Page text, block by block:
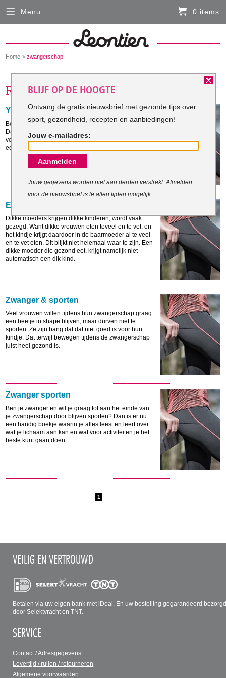
You
here:
Home zwangerschap
Yoga voor zwangere
Ben je zwanger, of heb je net een kindje gekregen?
Dan is yoga goed voor jou. En voor je baby. Yoga
vermindert zwangerschapsdepressies en zorgt voor
een sterkere band tussen moeder en kind.
Eet gezond voor baby
Dikke moeders krijgen dikke kinderen, wordt vaak
gezegd. Want dikke vrouwen eten teveel en te vet, en
het kindje krijgt daardoor in de baarmoeder al te veel
en te vet eten. Dit blijkt niet helemaal waar te zijn. Een
dikke moeder die gezond eet, krijgt namelijk niet
automatisch een dik kind.
Zwanger & sporten
Veel vrouwen willen tijdens hun zwangerschap graag
een beetje in shape blijven, maar durven niet te
sporten. Ze zijn bang dat dat niet goed is voor hun
kindje. Dat terwijl bewegen tijdens de zwangerschap
juist heel gezond is.
Zwanger sporten
Ben je zwanger en wil je graag tot aan het einde van
je zwangerschap door blijven sporten? Dan is er nu
een handig boekje waarin je alles leest en leert over
wat je lichaam aan kan en wat voor activiteiten je het
beste kunt gaan doen.
1
Menu 0 items
VEILIG EN VERTROUWD
Betalen via uw eigen bank met iDeal. En uw bestelling gegarandeerd
door Selektvracht en TNT.
SERVICE
Contact / Adresgegevens
Levertijd / ruilen / retourneren
Algemene voorwaarden
Sluiten
HARDLOOPKLEDING
FIETSKLEDING
SERVICE
Inloggen
Contact- en adresgegevens
Levertijd, retourneren, ruilen
BLIJF OP DE HOOGTE
Ontvang de gratis nieuwsbrief met gezonde tips over
sport, gezondheid, recepten en aanbiedingen!
Jouw e-mailadres:
Aanmelden
Jouw gegevens worden niet aan derden verstrekt. Afmelden
voor de nieuwsbrief is te allen tijden mogelijk.